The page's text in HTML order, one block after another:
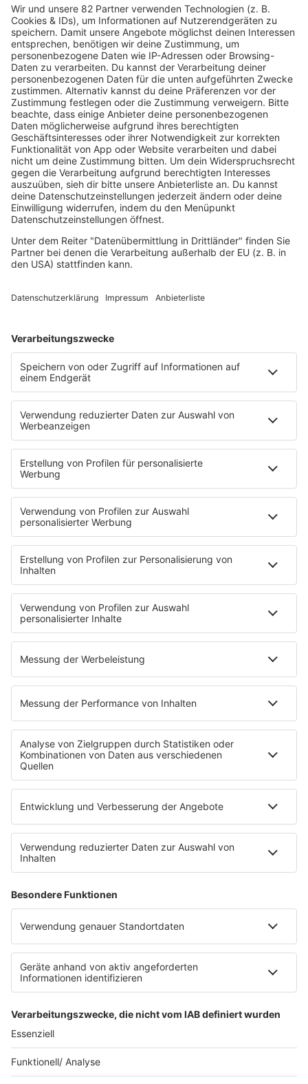
Dinnerparty
Eurodance
Grunge
Hiphop & Rap
Hiphop deutsch
House
Ibiza
Loveparade
Lovesongs
Mayday
Rave
Reggae
RnB Ballads
Rock
Soul & RnB
Techno
Trance
Podcast
Pop Crimes
The Story / Loveparade
90er Kids mit Oli.P
YouTube
90s90s DE:CODED
Musik
News
HITstory
Was macht eigentlich?
Listing
Back to the 90s
Mitmachen
Aktionen & Events
90s90s Countdown
Empfang
90s90s App
Sonos
Service
FAQs
Kontakt
Datenschutz
Datenschutz Facebook & Instagram-Fanpage
Datenschutzeinstellungen
Allgemeine Teilnahmebedingungen
Werbung schalten
80s80s.de